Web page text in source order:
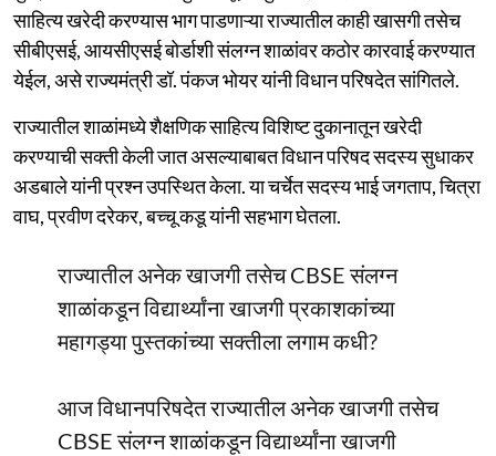
साहित्य खरेदी करण्यास भाग पाडणाऱ्या राज्यातील काही खासगी तसेच
सीबीएसई, आयसीएसई बोर्डाशी संलग्न शाळांवर कठोर कारवाई करण्यात
येईल, असे राज्यमंत्री डॉ. पंकज भोयर यांनी विधान परिषदेत सांगितले.
राज्यातील शाळांमध्ये शैक्षणिक साहित्य विशिष्ट दुकानातून खरेदी
करण्याची सक्ती केली जात असल्याबाबत विधान परिषद सदस्य सुधाकर
अडबाले यांनी प्रश्न उपस्थित केला. या चर्चेत सदस्य भाई जगताप, चित्रा
वाघ, प्रवीण दरेकर, बच्चू कडू यांनी सहभाग घेतला.
राज्यातील अनेक खाजगी तसेच CBSE संलग्न
शाळांकडून विद्यार्थ्यांना खाजगी प्रकाशकांच्या
महागड्या पुस्तकांच्या सक्तीला लगाम कधी?
आज विधानपरिषदेत राज्यातील अनेक खाजगी तसेच
CBSE संलग्न शाळांकडून विद्यार्थ्यांना खाजगी